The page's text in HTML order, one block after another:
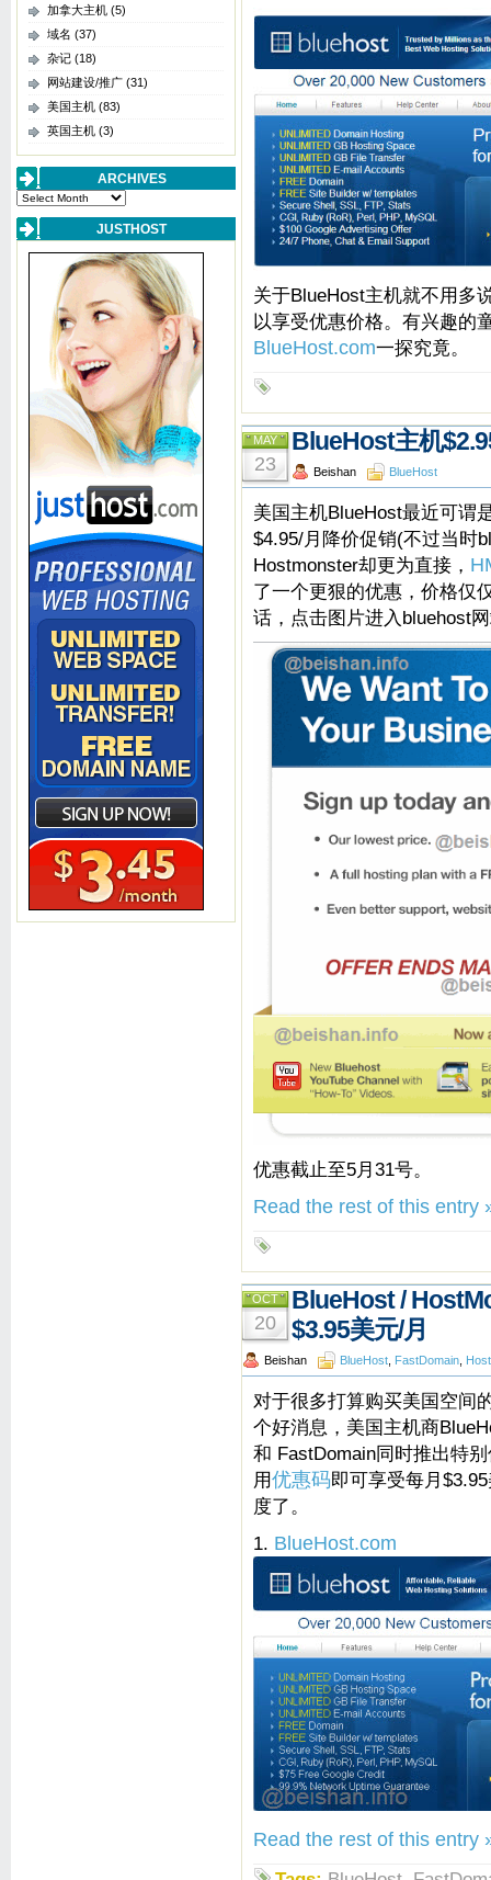
加拿大主机 (5)
域名 (37)
杂记 (18)
网站建设/推广 (31)
美国主机 (83)
英国主机 (3)
ARCHIVES
Archives
JUSTHOST
关于BlueHost主机就不用多
以享受优惠价格。有兴趣的
BlueHost.com一探究竟。
MAY
23
BlueHost主机
Beishan BlueHost
美国主机BlueHost最近可谓
$4.95/月降价促销(不过当时
Hostmonster却更为直接，
了一个更狠的优惠，价格仅
话，点击图片进入bluehost
优惠截止至5月31号。
Read the rest of this entry
OCT
20
BlueHost /
$3.95美元/月
Beishan BlueHost FastDomain
对于很多打算购买美国空间
个好消息，美国主机商
和 FastDomain同时推出特
用优惠码即可享受每月
度了。
1. BlueHost.com
Read the rest of this entry